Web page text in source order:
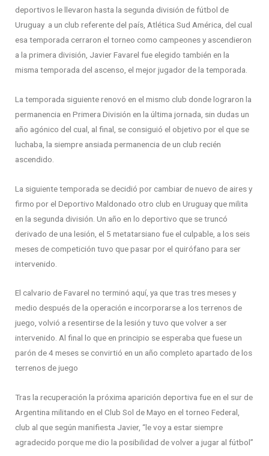
deportivos le llevaron hasta la segunda división de fútbol de
Uruguay a un club referente del país, Atlética Sud América, del cual
esa temporada cerraron el torneo como campeones y ascendieron
a la primera división, Javier Favarel fue elegido también en la
misma temporada del ascenso, el mejor jugador de la temporada.
La temporada siguiente renovó en el mismo club donde lograron la
permanencia en Primera División en la última jornada, sin dudas un
año agónico del cual, al final, se consiguió el objetivo por el que se
luchaba, la siempre ansiada permanencia de un club recién
ascendido.
La siguiente temporada se decidió por cambiar de nuevo de aires y
firmo por el Deportivo Maldonado otro club en Uruguay que milita
en la segunda división. Un año en lo deportivo que se truncó
derivado de una lesión, el 5 metatarsiano fue el culpable, a los seis
meses de competición tuvo que pasar por el quirófano para ser
intervenido.
El calvario de Favarel no terminó aquí, ya que tras tres meses y
medio después de la operación e incorporarse a los terrenos de
juego, volvió a resentirse de la lesión y tuvo que volver a ser
intervenido. Al final lo que en principio se esperaba que fuese un
parón de 4 meses se convirtió en un año completo apartado de los
terrenos de juego
Tras la recuperación la próxima aparición deportiva fue en el sur de
Argentina militando en el Club Sol de Mayo en el torneo Federal,
club al que según manifiesta Javier, “le voy a estar siempre
agradecido porque me dio la posibilidad de volver a jugar al fútbol”